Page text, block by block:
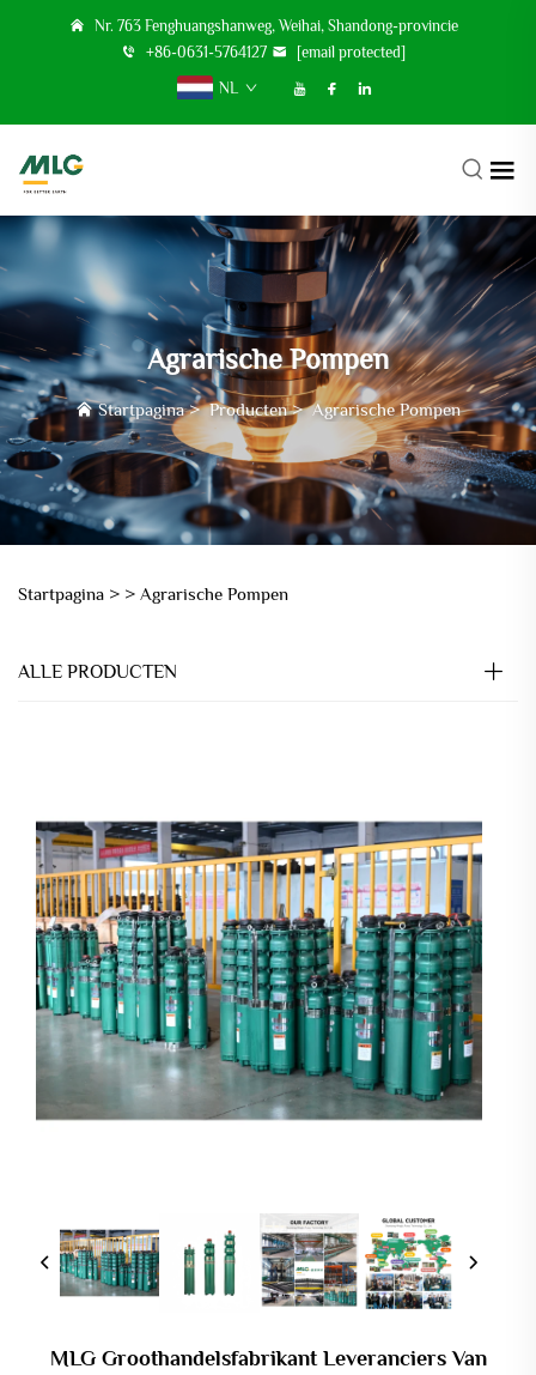
Nr. 763 Fenghuangshanweg, Weihai, Shandong-provincie
+86-0631-5764127
[email protected]
NL
Agrarische Pompen
Startpagina>Producten>Agrarische Pompen
Startpagina > > Agrarische Pompen
ALLE PRODUCTEN
MLG Groothandelsfabrikant Leveranciers Van